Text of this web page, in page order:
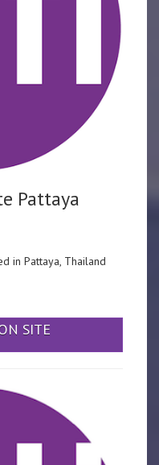
Pattaya
in Pattaya, Thailand
SITE